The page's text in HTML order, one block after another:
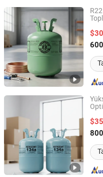
Zhejiang NOF Chemical
Zhejiang, China
Zhejiang NOF Chemical
Zhejiang, China